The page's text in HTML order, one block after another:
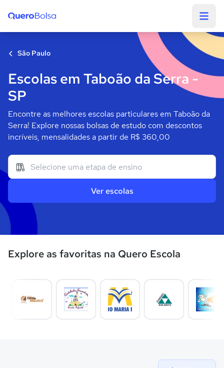
São Paulo
Escolas em Taboão da Serra -
SP
Encontre as melhores escolas particulares em Taboão da
Serra! Explore nossas bolsas de estudo com descontos
incríveis, mensalidades a partir de R$ 360,00
Ver escolas
Explore as favoritas na Quero Escola